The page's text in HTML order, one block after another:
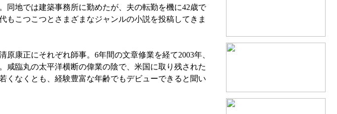
地では建築事務所に勤めたが、夫の転勤を機に42歳で
もこつこつとさまざまなジャンルの小説を投稿してきま
康正にそれぞれ師事。6年間の文章修業を経て2003年、
咸臨丸の太平洋横断の偉業の陰で、米国に取り残された
くなくとも、経験豊富な年齢でもデビューできると聞い